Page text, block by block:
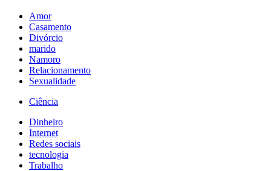
Amor
Casamento
Divórcio
marido
Namoro
Relacionamento
Sexualidade
Ciência
Dinheiro
Internet
Redes sociais
tecnologia
Trabalho